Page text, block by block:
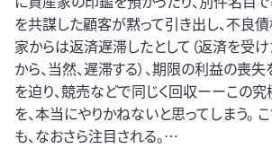
を共謀した顧客が黙って引き出し、不良
家からは返済遅滞したとして（返済を受
から、当然、遅滞する）、期限の利益の喪
を迫り、競売などで同じく回収ーーこの
を、本当にやりかねないと思ってしまう。
も、なおさら注目される。…